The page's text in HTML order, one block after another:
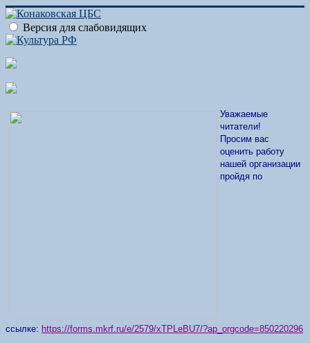
Версия для слабовидящих
Уважаемые
читатели!
Просим вас
оценить работу
нашей организации
пройдя по
ссылке: https://forms.mkrf.ru/e/2579/xTPLeBU7/?ap_orgcode=850220296